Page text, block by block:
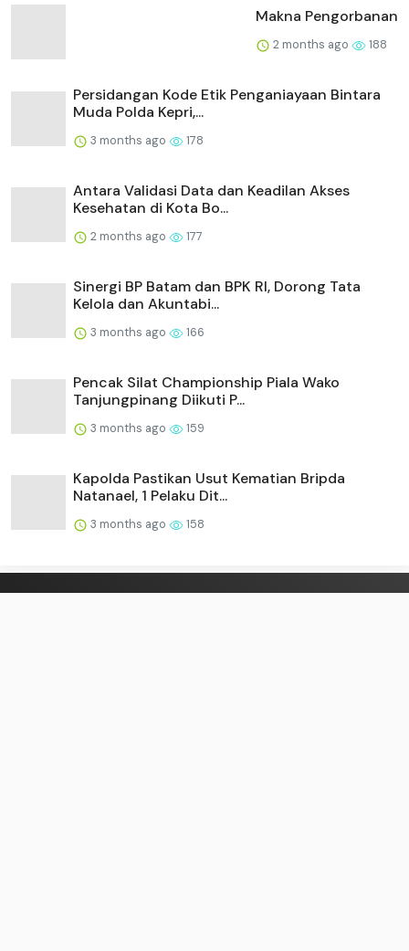
Makna Pengorbanan
2 months ago 188
Persidangan Kode Etik Penganiayaan Bintara
Muda Polda Kepri,...
3 months ago 178
Antara Validasi Data dan Keadilan Akses
Kesehatan di Kota Bo...
2 months ago 177
Sinergi BP Batam dan BPK RI, Dorong Tata
Kelola dan Akuntabi...
3 months ago 166
Pencak Silat Championship Piala Wako
Tanjungpinang Diikuti P...
3 months ago 159
Kapolda Pastikan Usut Kematian Bripda
Natanael, 1 Pelaku Dit...
3 months ago 158